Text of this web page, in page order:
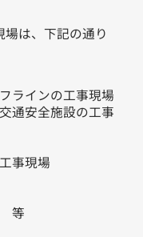
は、下記の通り
ラインの工事現場
通安全施設の工事
事現場
等